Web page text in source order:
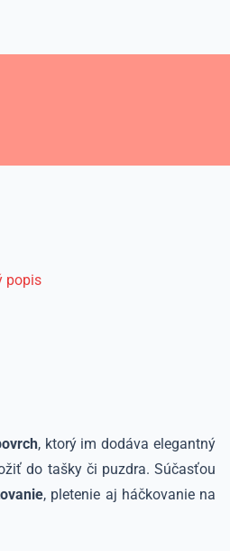
popis
, ktorý im dodáva elegantný
do tašky či puzdra. Súčasťou
, pletenie aj háčkovanie na